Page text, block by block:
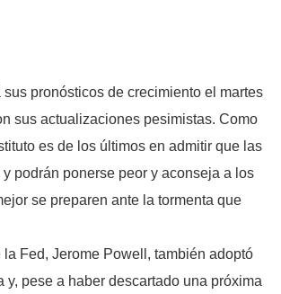
sus pronósticos de crecimiento el martes
sus actualizaciones pesimistas. Como
es de los últimos en admitir que las
podrán ponerse peor y aconseja a los
se preparen ante la tormenta que
la Fed, Jerome Powell, también adoptó
y, pese a haber descartado una próxima